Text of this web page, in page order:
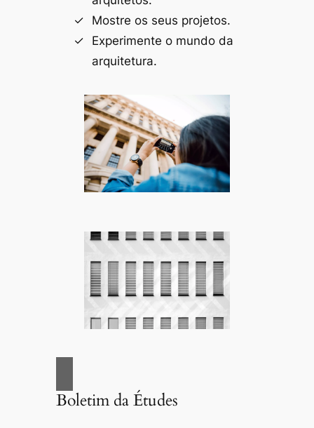
Mostre os seus projetos.
Experimente o mundo da
arquitetura.
Boletim da Études